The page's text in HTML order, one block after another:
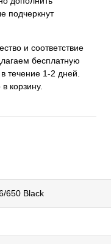
подчеркнут
и соответствие
бесплатную
течение 1-2 дней.
корзину.
650 Black